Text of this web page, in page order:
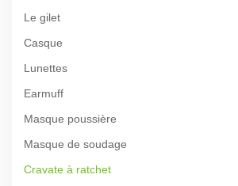
Le gilet
Casque
Lunettes
Earmuff
Masque poussière
Masque de soudage
Cravate à ratchet